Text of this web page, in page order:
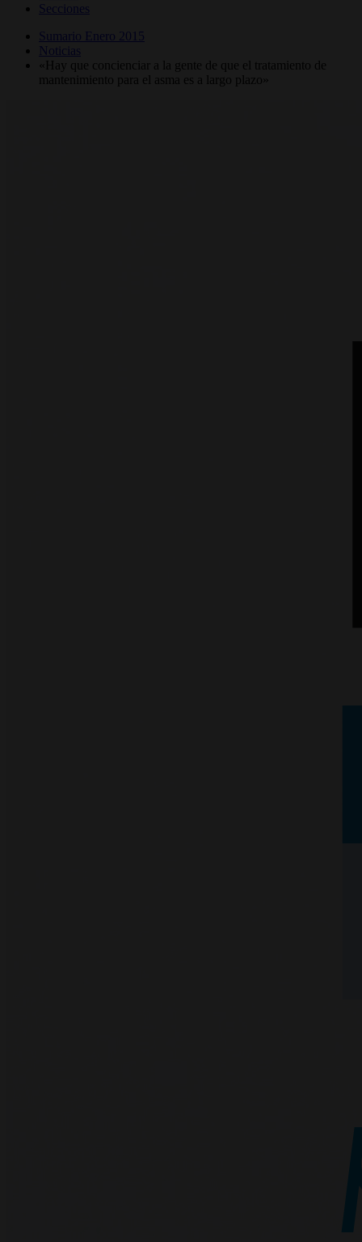
Secciones
Sumario Enero 2015
Noticias
«Hay que concienciar a la gente de que el tratamiento de
mantenimiento para el asma es a largo plazo»